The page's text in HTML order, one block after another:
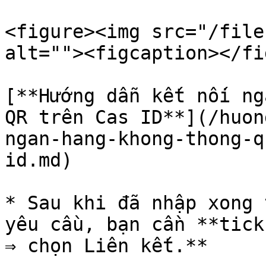
<figure><img src="/files/
alt=""><figcaption></
[**Hướng dẫn kết nối
QR trên Cas ID**](/
ngan-hang-khong-
id.md)
* Sau khi đã nhập
yêu cầu, bạn cần
⇒ chọn Liên kết.**